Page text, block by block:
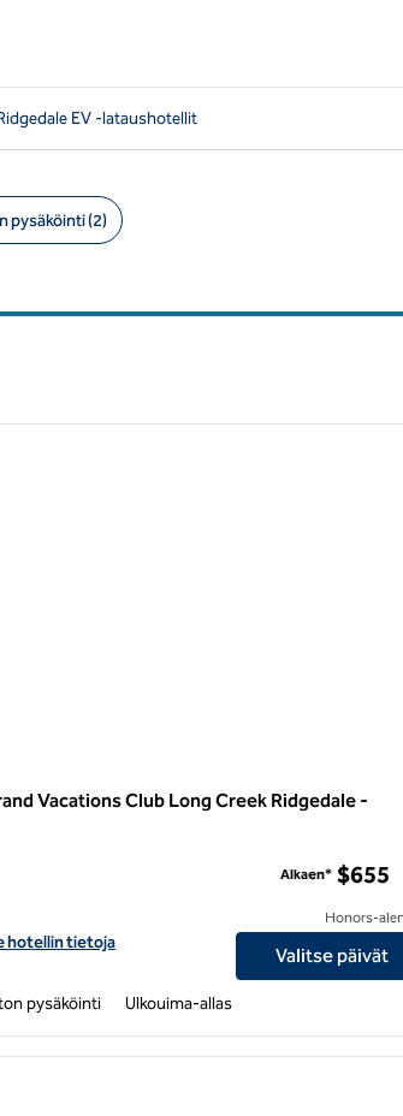
EV -lataushotellit
pysäköinti (2)
Vacations Club Long Creek Ridgedale -
Grand Vacations Club Long Creek Ridgedale -
hotellin tietoja
Alkaen* $655
Honors-
Valitse päivät
pysäköinti Ulkouima-allas